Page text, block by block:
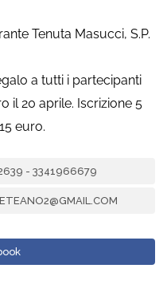
Tenuta Masucci, S.P.
a tutti i partecipanti
il 20 aprile. Iscrizione 5
euro.
- 3341966679